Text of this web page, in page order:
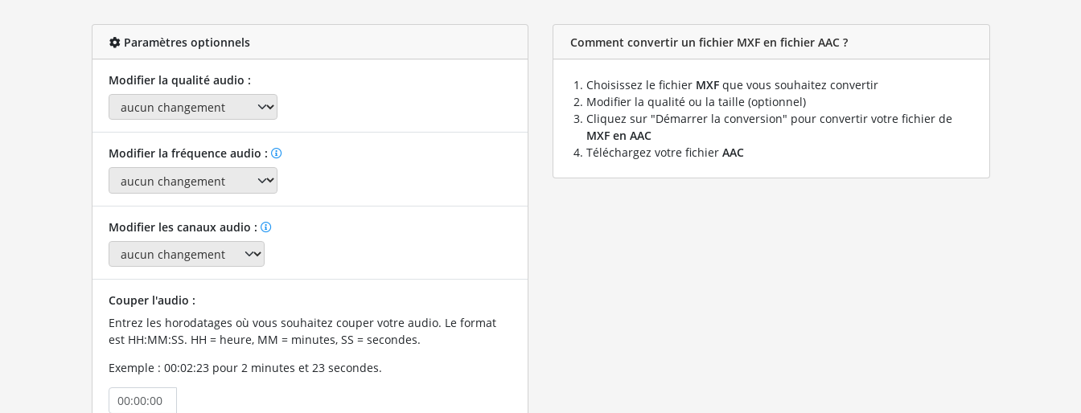
Paramètres optionnels
Modifier la qualité audio :
Modifier la fréquence audio :
Modifier les canaux audio :
Couper l'audio :
Entrez les horodatages où vous souhaitez couper votre audio. Le format
est HH:MM:SS. HH = heure, MM = minutes, SS = secondes.
Exemple : 00:02:23 pour 2 minutes et 23 secondes.
Comment convertir un fichier MXF en fichier AAC ?
Choisissez le fichier MXF que vous souhaitez convertir
Modifier la qualité ou la taille (optionnel)
Cliquez sur "Démarrer la conversion" pour convertir votre fichier de
MXF en AAC
Téléchargez votre fichier AAC